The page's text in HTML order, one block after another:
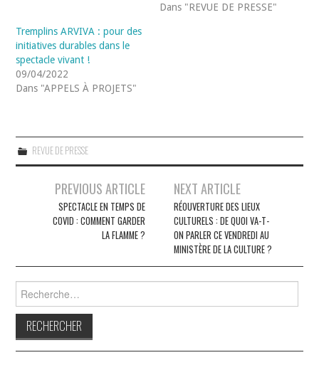
Dans "REVUE DE PRESSE"
Tremplins ARVIVA : pour des
initiatives durables dans le
spectacle vivant !
09/04/2022
Dans "APPELS À PROJETS"
REVUE DE PRESSE
Navigation
articles
PREVIOUS ARTICLE
SPECTACLE EN TEMPS DE
COVID : COMMENT GARDER
LA FLAMME ?
NEXT ARTICLE
RÉOUVERTURE DES LIEUX
CULTURELS : DE QUOI VA-T-
ON PARLER CE VENDREDI AU
MINISTÈRE DE LA CULTURE ?